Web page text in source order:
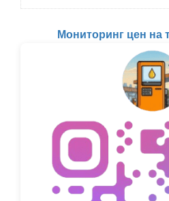
Мониторинг цен на